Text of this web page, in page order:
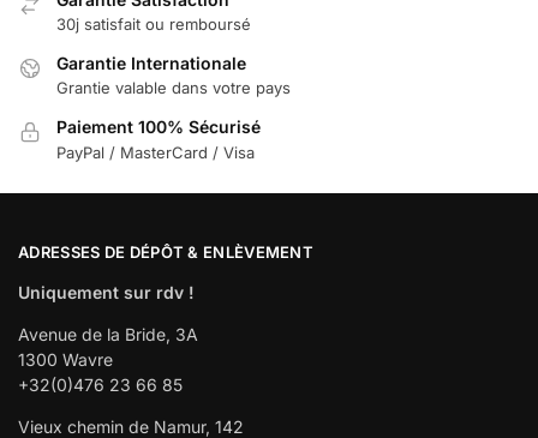
30j satisfait ou remboursé
Garantie Internationale
Grantie valable dans votre pays
Paiement 100% Sécurisé
PayPal / MasterCard / Visa
ADRESSES DE DÉPÔT & ENLÈVEMENT
Uniquement sur rdv !
Avenue de la Bride, 3A
1300 Wavre
+32(0)476 23 66 85
Vieux chemin de Namur, 142